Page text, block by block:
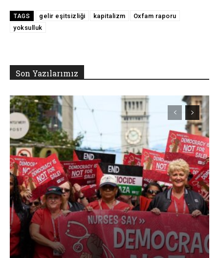
TAGS gelir eşitsizliği kapitalizm
Oxfam raporu
yoksulluk
Son Yazılarımız